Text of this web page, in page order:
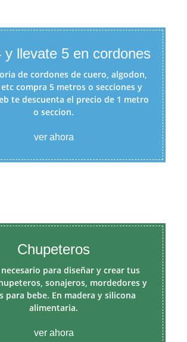
y llevate 5 en cordones
de cordones de cuero, algodon,
compra 5 metros o secciones y
te descuenta el precio de 1 metro
o seccion.
ver ahora
Chupeteros
para diseñar y crear tus
sonajeros, mordedores y
para bebe. En madera y silicona
alimentaria.
ver ahora